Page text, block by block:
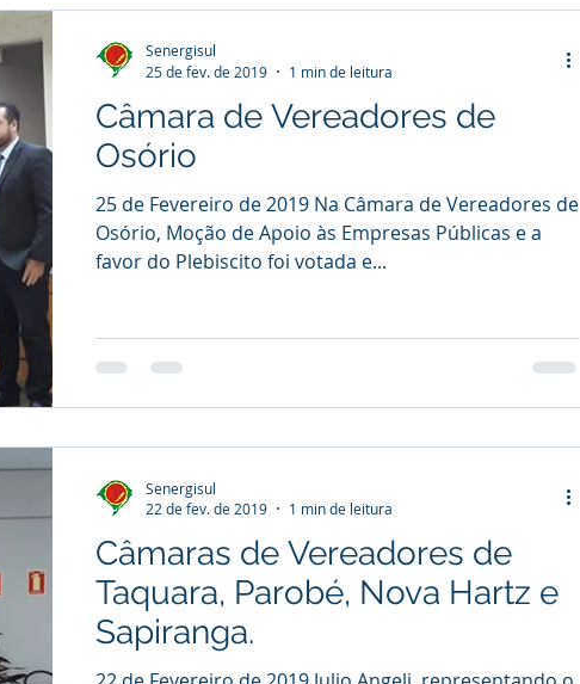
Câmara de Vereadores de
Osório
25 de Fevereiro de 2019 Na Câmara de Vereadores de
Osório, Moção de Apoio às Empresas Públicas e a
favor do Plebiscito foi votada e...
Senergisul
25 de fev. de 2019
1 min de leitura
Câmaras de Vereadores de
Taquara, Parobé, Nova Hartz e
Sapiranga.
Senergisul
22 de fev. de 2019
1 min de leitura